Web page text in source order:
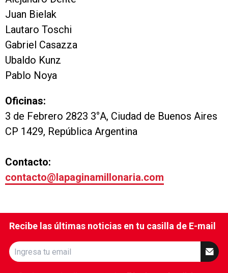
Juan Bielak
Lautaro Toschi
Gabriel Casazza
Ubaldo Kunz
Pablo Noya
Oficinas:
3 de Febrero 2823 3°A, Ciudad de Buenos Aires
CP 1429, República Argentina
Contacto:
contacto@lapaginamillonaria.com
Recibe las últimas noticias en tu casilla de E-mail